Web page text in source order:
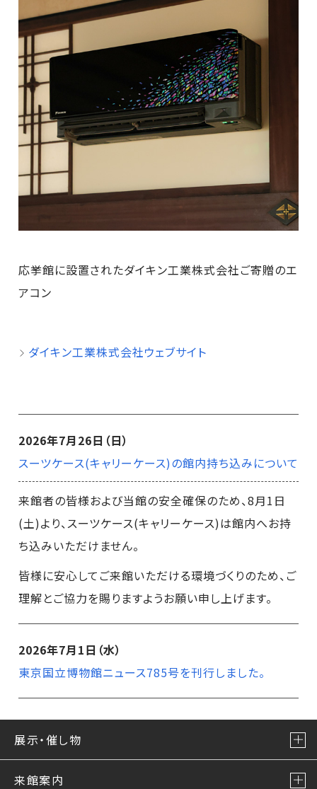
応挙館に設置されたダイキン工業株式会社ご寄贈のエ
アコン
ダイキン工業株式会社ウェブサイト
2026年7月26日（日）
スーツケース(キャリーケース)の館内持ち込みについて
来館者の皆様および当館の安全確保のため、8月1日
(土)より、スーツケース(キャリーケース)は館内へお持
ち込みいただけません。
皆様に安心してご来館いただける環境づくりのため、ご
理解とご協力を賜りますようお願い申し上げます。
2026年7月1日（水）
東京国立博物館ニュース785号を刊行しました。
展示・催し物
来館案内